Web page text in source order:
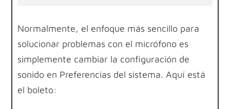
Normalmente, el enfoque más sencillo para
solucionar problemas con el micrófono es
simplemente cambiar la configuración de
sonido en Preferencias del sistema. Aquí está
el boleto: